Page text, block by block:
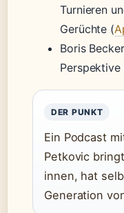
Turnieren
Gerüchte (
Boris
DER PUNKT
Ein Podcast
Petkovic
innen, hat
Generation